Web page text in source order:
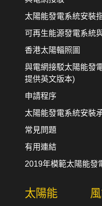
太陽能發電系統安裝
可再生能源發電系統
香港太陽輻照圖
與電網接駁太陽能發
提供英文版本)
申請程序
太陽能發電系統安裝
常見問題
有用連結
2019年模範太陽能發
太陽能